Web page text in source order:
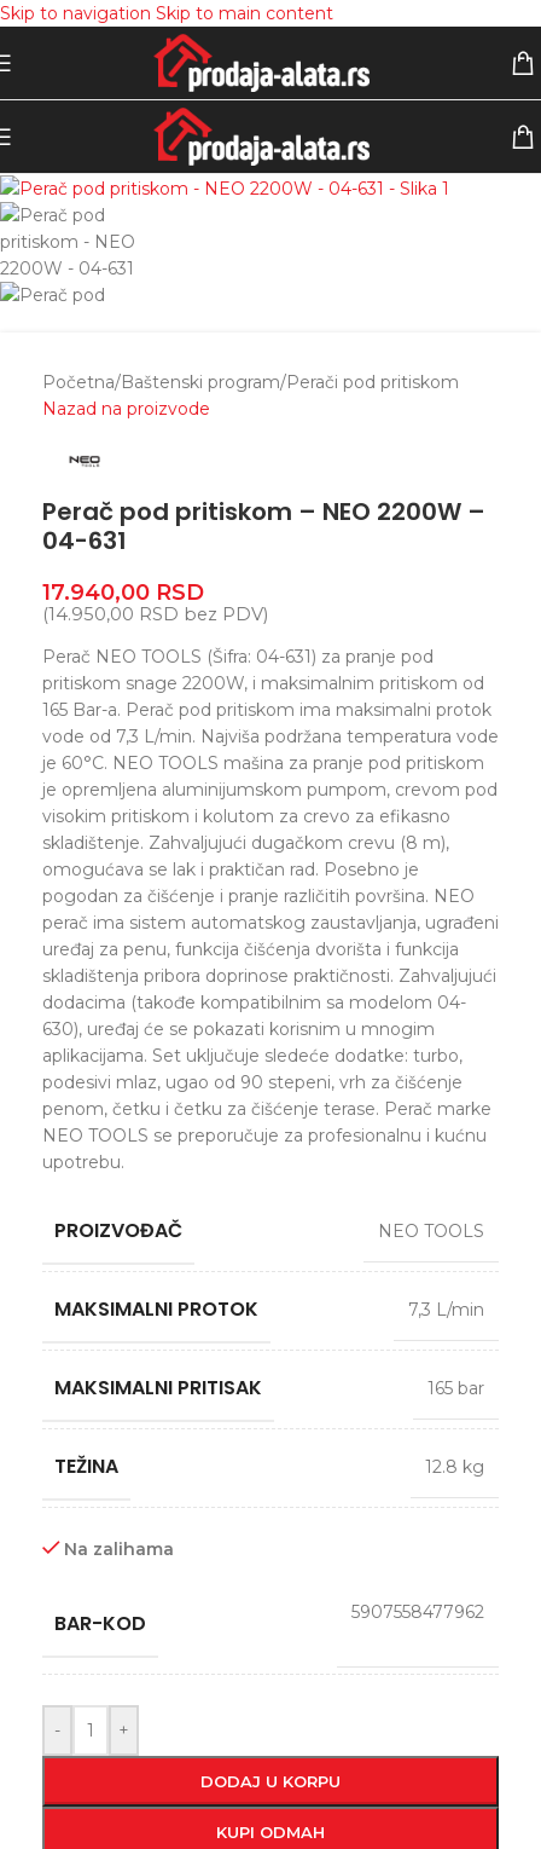
Skip to navigation Skip to main content
Početna/Baštenski program/Perači pod pritiskom
Nazad na proizvode
Perač pod pritiskom – NEO 2200W –
04-631
17.940,00 RSD
(14.950,00 RSD bez PDV)
Perač NEO TOOLS (Šifra: 04-631) za pranje pod
pritiskom snage 2200W, i maksimalnim pritiskom od
165 Bar-a. Perač pod pritiskom ima maksimalni protok
vode od 7,3 L/min. Najviša podržana temperatura vode
je 60°C. NEO TOOLS mašina za pranje pod pritiskom
je opremljena aluminijumskom pumpom, crevom pod
visokim pritiskom i kolutom za crevo za efikasno
skladištenje. Zahvaljujući dugačkom crevu (8 m),
omogućava se lak i praktičan rad. Posebno je
pogodan za čišćenje i pranje različitih površina. NEO
perač ima sistem automatskog zaustavljanja, ugrađeni
uređaj za penu, funkcija čišćenja dvorišta i funkcija
skladištenja pribora doprinose praktičnosti. Zahvaljujući
dodacima (takođe kompatibilnim sa modelom 04-
630), uređaj će se pokazati korisnim u mnogim
aplikacijama. Set uključuje sledeće dodatke: turbo,
podesivi mlaz, ugao od 90 stepeni, vrh za čišćenje
penom, četku i četku za čišćenje terase. Perač marke
NEO TOOLS se preporučuje za profesionalnu i kućnu
upotrebu.
PROIZVOĐAČ NEO TOOLS
MAKSIMALNI PROTOK 7,3 L/min
MAKSIMALNI PRITISAK 165 bar
TEŽINA 12.8 kg
Na zalihama
BAR-KOD 5907558477962
- +
DODAJ U KORPU
KUPI ODMAH